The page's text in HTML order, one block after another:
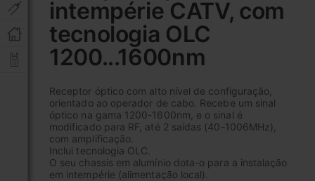
intempérie CATV, com
tecnologia OLC
1200...1600nm
Receptor óptico com alto nível de configuração,
orientado ao operador de cabo. Recebe um sinal
óptico na gama 1200-1600nm, e o sinal é
modificado para RF, até 2 saídas (40-1006MHz),
com amplificação.
Inclui tecnologia OLC.
O seu chassis em alumínio dota-o para a instalação
em intempérie (alimentação local).
início
da
Galeria
de
imagens